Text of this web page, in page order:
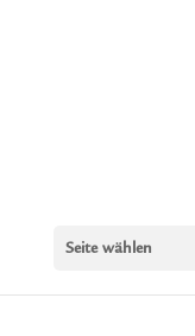
Seite wählen